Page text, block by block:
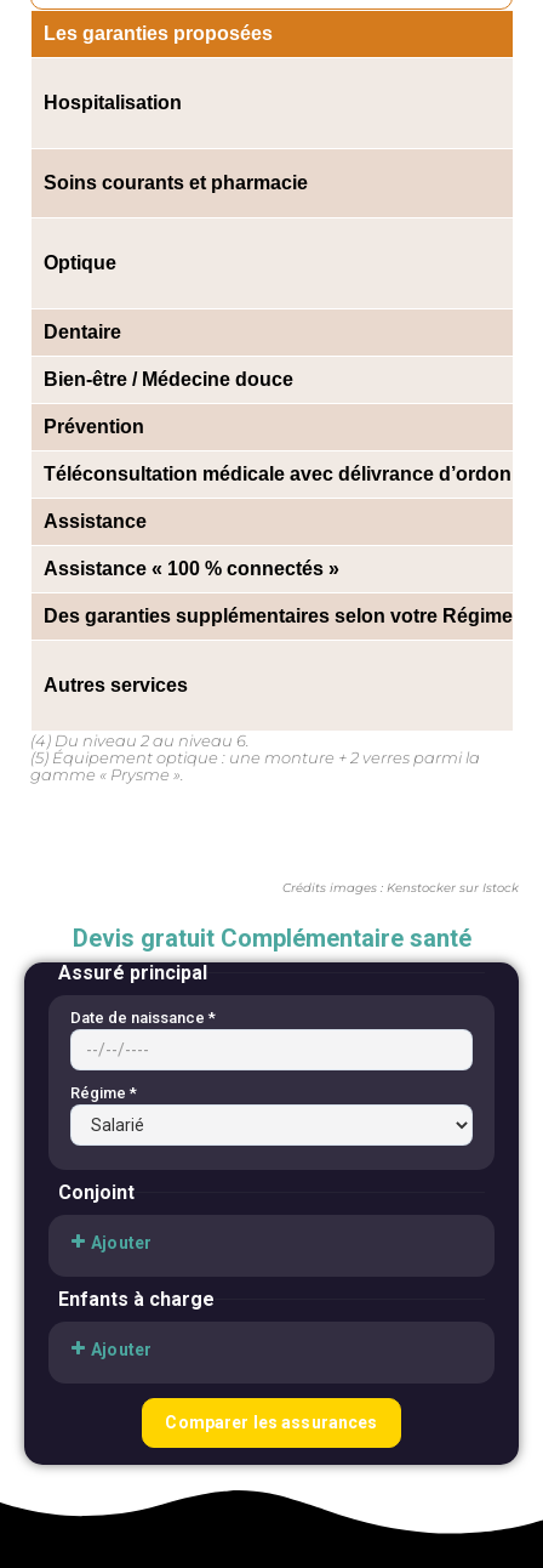
Les garanties proposées
Hospitalisation
Soins courants et pharmacie
Optique
Dentaire
Bien-être / Médecine douce
Prévention
Téléconsultation médicale avec délivrance
Assistance
Assistance « 100 % connectés »
Des garanties supplémentaires selon votre Régime
Autres services
(4) Du niveau 2 au niveau 6.
(5) Équipement optique : une monture + 2 verres parmi la
gamme « Prysme ».
Crédits images : Kenstocker sur Istock